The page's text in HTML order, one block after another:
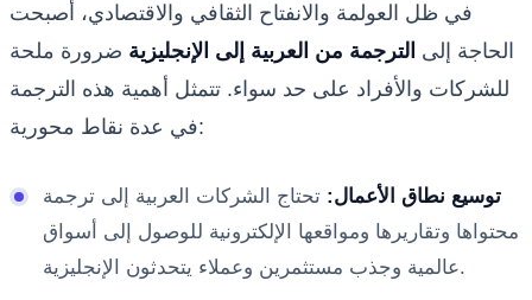
في ظل العولمة والانفتاح الثقافي والاقتصادي، أصبحت
الحاجة إلى الترجمة من العربية إلى الإنجليزية ضرورة ملحة
للشركات والأفراد على حد سواء. تتمثل أهمية هذه الترجمة
في عدة نقاط محورية:
توسيع نطاق الأعمال: تحتاج الشركات العربية إلى ترجمة
محتواها وتقاريرها ومواقعها الإلكترونية للوصول إلى أسواق
عالمية وجذب مستثمرين وعملاء يتحدثون الإنجليزية.